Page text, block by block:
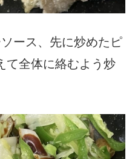
ース、先に炒めたピ
て全体に絡むよう炒